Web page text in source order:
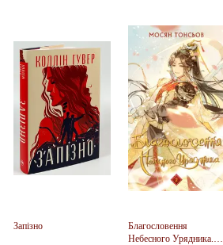
Запізно
Благословення
Небесного Урядника.